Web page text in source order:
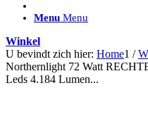
ACCESSOIRES/
Can-bus
Accessoires
Kabelboom
Menu Menu
Winkel
U bevindt zich hier: Home1 /
Northernlight 72 Watt
Leds 4.184 Lumen...